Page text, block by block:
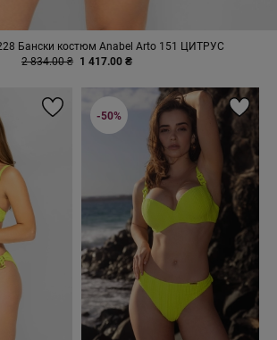
Бански костюм Anabel Arto 151 ЦИТРУС
2 834.00 ₴ 1 417.00 ₴
-50%